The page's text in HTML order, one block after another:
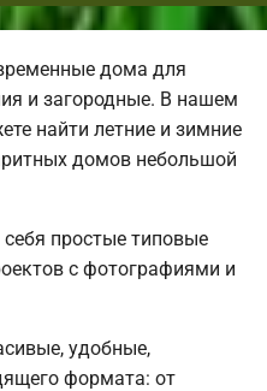
дома для
и загородные. В нашем
найти летние и зимние
домов небольшой
простые типовые
с фотографиями и
удобные,
формата: от